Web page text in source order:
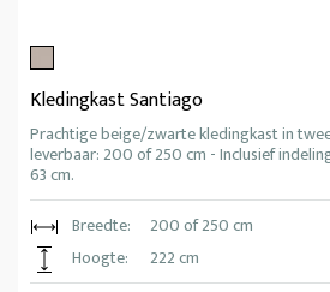
Kledingkast Santiago
Prachtige beige/zwarte kledingkast in
leverbaar: 200 of 250 cm - Inclusief
63 cm.
Breedte:
200 of 250 cm
Hoogte:
222 cm